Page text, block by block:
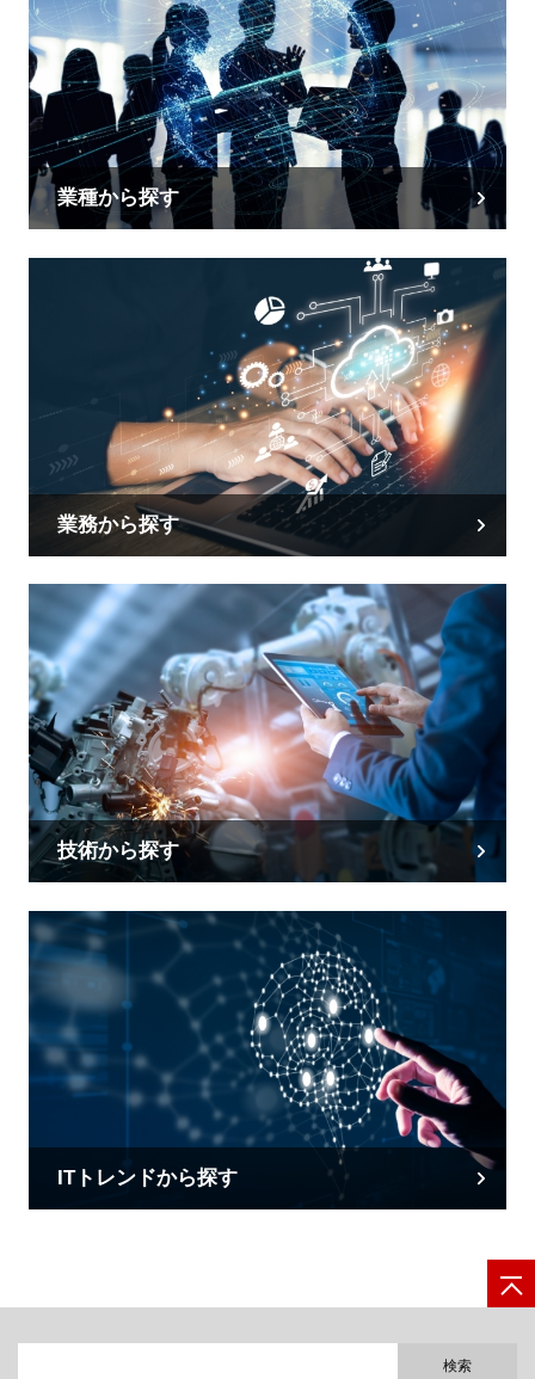
業種から探す
業務から探す
技術から探す
ITトレンドから探す
検索